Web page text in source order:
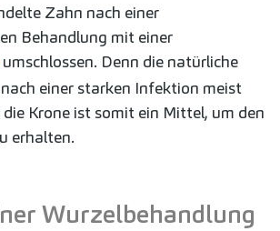
Zahn nach einer
Behandlung mit einer
umschlossen. Denn die natürliche
einer starken Infektion meist
Krone ist somit ein Mittel, um den
erhalten.
Wurzelbehandlung